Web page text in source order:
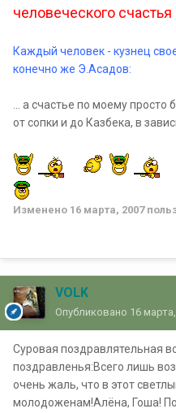
человеческого
Каждый человек - кузнец
конечно же Э.Асадов:
... а счастье по моему просто
от сопки и до Казбека, в
Изменено 16 марта, 2007
VOLK
Опубликовано 16
Суровая поздравлятельная
поздравленья:Всего лишь
очень жаль, что в этот
молодоженам!Алёна, Гоша!